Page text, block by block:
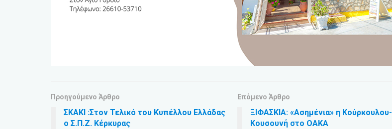
Προηγούμενο Άρθρο
ΣΚΑΚΙ :Στον Τελικό του Κυπέλλου Ελλάδας
ο Σ.Π.Ζ. Κέρκυρας
Επόμενο Άρθρο
ΞΙΦΑΣΚΙΑ: «Ασημένια» η Κούρκουλου-
Κουσουνή στο ΟΑΚΑ